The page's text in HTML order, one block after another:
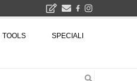
TOOLS SPECIALI